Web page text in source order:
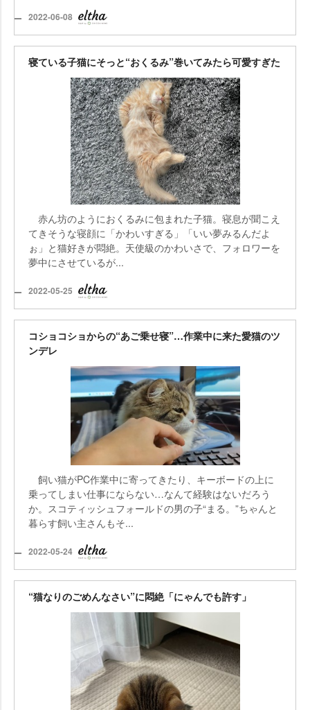
2022-06-08
寝ている子猫にそっと“おくるみ”巻いてみたら可愛すぎた
赤ん坊のようにおくるみに包まれた子猫。寝息が聞こえ
てきそうな寝顔に「かわいすぎる」「いい夢みるんだよ
ぉ」と猫好きが悶絶。天使級のかわいさで、フォロワーを
夢中にさせているが...
2022-05-25
コショコショからの“あご乗せ寝”…作業中に来た愛猫のツ
ンデレ
飼い猫がPC作業中に寄ってきたり、キーボードの上に
乗ってしまい仕事にならない…なんて経験はないだろう
か。スコティッシュフォールドの男の子“まる。”ちゃんと
暮らす飼い主さんもそ...
2022-05-24
“猫なりのごめんなさい”に悶絶「にゃんでも許す」